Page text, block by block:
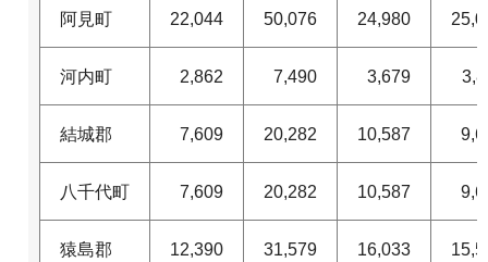
阿見町 22,044 50,076 24,980
河内町 2,862 7,490 3,679
結城郡 7,609 20,282 10,587
八千代町 7,609 20,282 10,587
猿島郡 12,390 31,579 16,033